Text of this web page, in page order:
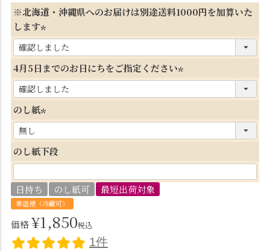
※北海道・沖縄県へのお届けは別途送料1000円を加算いた
します
必
須
)
4月5日までのお日にちをご指定ください
必
のし紙
必
須
のし紙下段
日持ち のし紙可 最短出荷対象
常温便（冷蔵可）
価格¥1,850税込
1件